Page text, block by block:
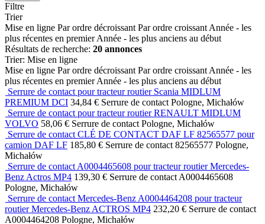
Filtre
Trier
Mise en ligne Par ordre décroissant Par ordre croissant Année - les
plus récentes en premier Année - les plus anciens au début
Résultats de recherche: 20 annonces
Trier: Mise en ligne
Mise en ligne Par ordre décroissant Par ordre croissant Année - les
plus récentes en premier Année - les plus anciens au début
Serrure de contact pour tracteur routier Scania MIDLUM
PREMIUM DCI 34,84 € Serrure de contact Pologne, Michałów
Serrure de contact pour tracteur routier RENAULT MIDLUM
VOLVO 58,06 € Serrure de contact Pologne, Michałów
Serrure de contact CLÉ DE CONTACT DAF LF 82565577 pour
camion DAF LF 185,80 € Serrure de contact 82565577 Pologne,
Michałów
Serrure de contact A0004465608 pour tracteur routier Mercedes-
Benz Actros MP4 139,30 € Serrure de contact A0004465608
Pologne, Michałów
Serrure de contact Mercedes-Benz A0004464208 pour tracteur
routier Mercedes-Benz ACTROS MP4 232,20 € Serrure de contact
A0004464208 Pologne, Michałów